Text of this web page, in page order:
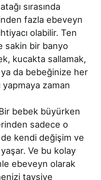
sırasında
fazla ebeveyn
olabilir. Ten
sakin bir banyo
kucakta sallamak,
da bebeğinize her
yapmaya zaman
bebek büyürken
sadece o
kendi değişim ve
Ve bu kolay
ebeveyn olarak
tavsiye